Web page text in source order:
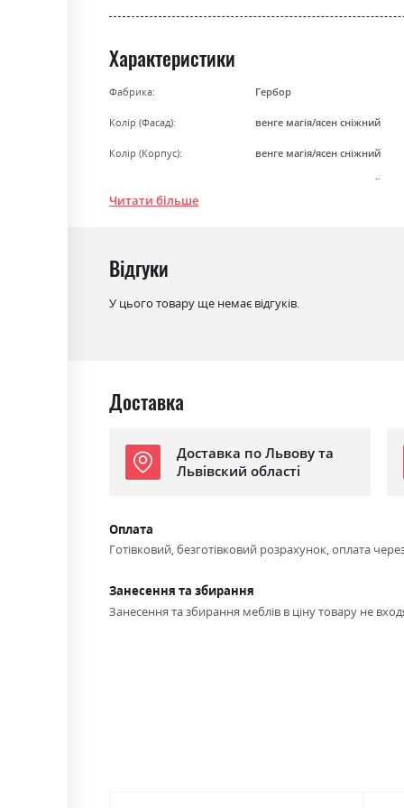
the
of
the
images
Характеристики
Фабрика: Гербор
Колір (Фасад): венге магія/ясен сніжний
Колір (Корпус): венге магія/ясен сніжний
венге магія/ясен сніжний
Ніша для білизни
Спальне місце 160х200
Читати більше
Відгуки
У цього товару ще немає відгуків.
Доставка
Доставка по Львову та
Львівский області
Оплата
Готівковий, безготівковий розрахунок, оплата
Занесення та збирання
Занесення та збирання меблів в ціну товару не